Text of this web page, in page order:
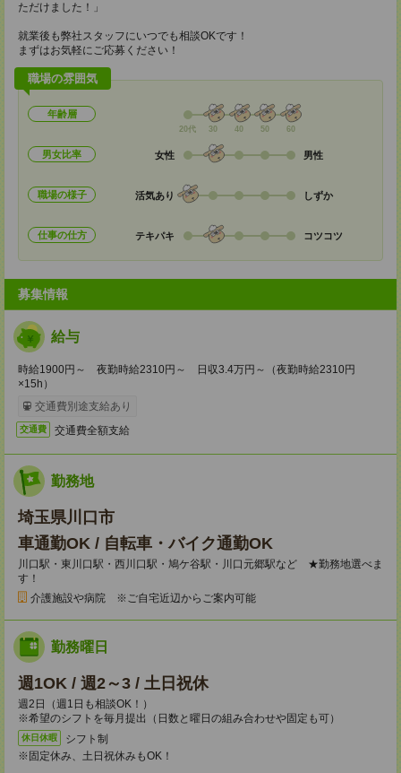
ただけました！」
就業後も弊社スタッフにいつでも相談OKです！
まずはお気軽にご応募ください！
職場の雰囲気
年齢層
20代 30 40 50 60
男女比率 女性 男性
職場の様子 活気あり しずか
仕事の仕方 テキパキ コツコツ
募集情報
給与
時給1900円～ 夜勤時給2310円～ 日収3.4万円～（夜勤時給2310円
×15h）
交通費別途支給あり
交通費 交通費全額支給
勤務地
埼玉県川口市
車通勤OK / 自転車・バイク通勤OK
川口駅・東川口駅・西川口駅・鳩ケ谷駅・川口元郷駅など ★勤務地選べま
す！
介護施設や病院 ※ご自宅近辺からご案内可能
勤務曜日
週1OK / 週2～3 / 土日祝休
週2日（週1日も相談OK！）
※希望のシフトを毎月提出（日数と曜日の組み合わせや固定も可）
休日休暇
シフト制
※固定休み、土日祝休みもOK！